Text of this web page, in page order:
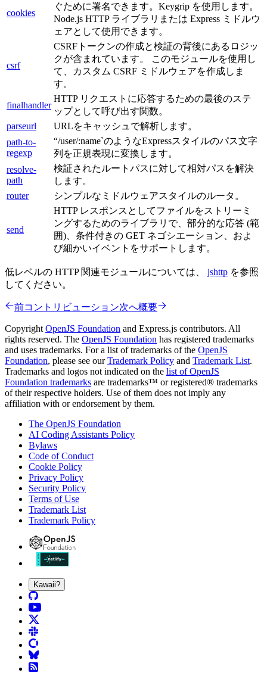
cookies
ぐために署名できます。Keygrip を使用します。
Node.js HTTP ライブラリまたは Express ミドルウ
ェアとして使用できます。
csrf
CSRFトークンの作成と検証の背後にあるロジッ
クが含まれています。 このモジュールを使用し
て、カスタム CSRF ミドルウェアを作成しま
す。
finalhandler
HTTP リクエストに応答するための最後のステ
ップとして呼び出す関数。
parseurl
URLをキャッシュで解析します。
path-to-
regexp
“/user/:name`のようなExpressスタイルのパス文字
列を正規表現に変換します。
resolve-
path
検証されたルートパスに対して相対パスを解決
します。
router
シンプルなミドルウェアスタイルのルータ。
send
HTTP レスポンスとしてファイルをストリーミ
ングするためのライブラリで、部分的な応答 (範
囲)、条件付きの GET ネゴシエーション、およ
び細かいイベントをサポートします。
低レベルの HTTP 関連モジュールについては、 jshttp を参照
してください。
前コントリビューション次へ概要
Copyright OpenJS Foundation and Express.js contributors. All
rights reserved. The OpenJS Foundation has registered trademarks
and uses trademarks. For a list of trademarks of the OpenJS
Foundation, please see ourTrademark Policy and Trademark List.
Trademarks and logos not indicated on the list of OpenJS
Foundation trademarks are trademarks™ or registered® trademarks
of their respective holders. Use of them does not imply any
affiliation with or endorsement by them.
The OpenJS Foundation
AI Coding Assistants Policy
Bylaws
Code of Conduct
Cookie Policy
Privacy Policy
Security Policy
Terms of Use
Trademark List
Trademark Policy
Kawaii?